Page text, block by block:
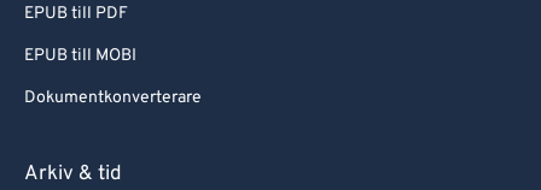
EPUB till PDF
EPUB till MOBI
Dokumentkonverterare
Arkiv & tid